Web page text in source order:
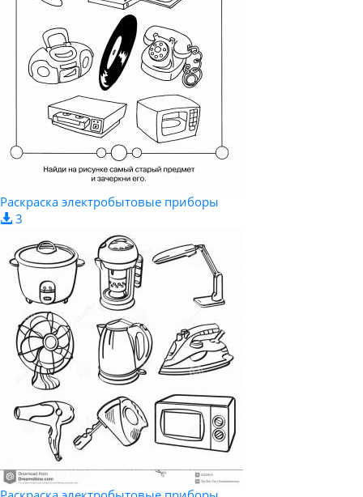
Раскраска электробытовые приборы
3